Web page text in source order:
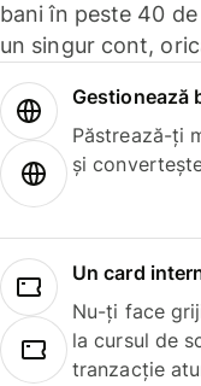
bani în peste 40
un singur cont,
Gestionează
Păstrează-ți
și
Un card
Nu-ți face
la cursul de
tranzacție